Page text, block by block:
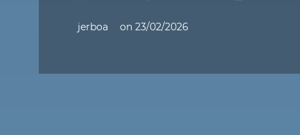
jerboa on 23/02/2026